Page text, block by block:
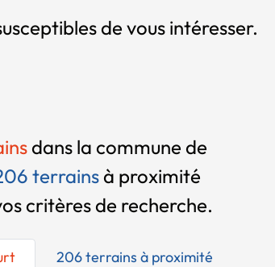
de vous intéresser.
dans la commune de
terrainsà proximité
critères de recherche.
206 terrains à proximité